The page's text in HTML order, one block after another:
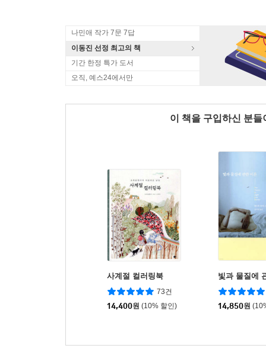
나민애 작가 7문 7답
이동진 선정 최고의 책
기간 한정 특가 도서
오직, 예스24에서만
이 책을 구입하신 분
사계절 컬러링북
73건
14,400원 (10% 할인)
빛과 물질에
14,850원